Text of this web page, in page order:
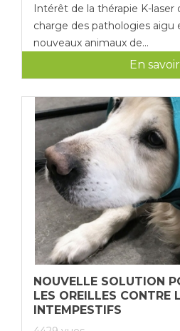
Intérêt de la thérapie K-laser
charge des pathologies aigu
nouveaux animaux de...
En
NOUVELLE SOLUTION
LES OREILLES CONTRE
INTEMPESTIFS